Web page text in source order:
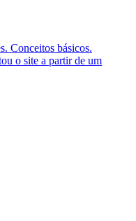
Conceitos básicos.
o site a partir de um